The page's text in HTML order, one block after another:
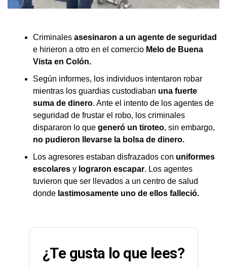
Criminales asesinaron a un agente de seguridad
e hirieron a otro en el comercio Melo de Buena
Vista en Colón.
Según informes, los individuos intentaron robar
mientras los guardias custodiaban una fuerte
suma de dinero. Ante el intento de los agentes de
seguridad de frustar el robo, los criminales
dispararon lo que generó un tiroteo, sin embargo,
no pudieron llevarse la bolsa de dinero.
Los agresores estaban disfrazados con uniformes
escolares y lograron escapar. Los agentes
tuvieron que ser llevados a un centro de salud
donde lastimosamente uno de ellos falleció.
¿Te gusta lo que lees?